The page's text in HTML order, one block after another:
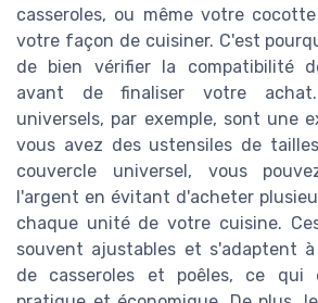
casseroles, ou même votre
votre façon de cuisiner. C'est
de bien vérifier la compatibilité
avant de finaliser votre
universels, par exemple, sont une
vous avez des ustensiles de
couvercle universel, vous
l'argent en évitant d'acheter
chaque unité de votre cuisine.
souvent ajustables et s'adaptent
de casseroles et poêles, ce